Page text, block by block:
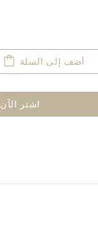
أضف إلى السلة
اشتر الآن